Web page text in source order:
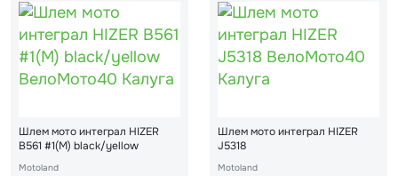
Шлем мото интеграл HIZER
B561 #1(М) black/yellow
Motoland
Шлем мото интеграл HIZER
J5318
Motoland